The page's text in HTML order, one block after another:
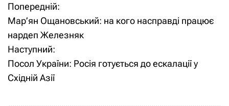
Н
а
в
і
Попередній:
Мар’ян Ощановський: на кого насправді працює
нардеп Железняк
Наступний:
Посол України: Росія готується до ескалації у
Східній Азії